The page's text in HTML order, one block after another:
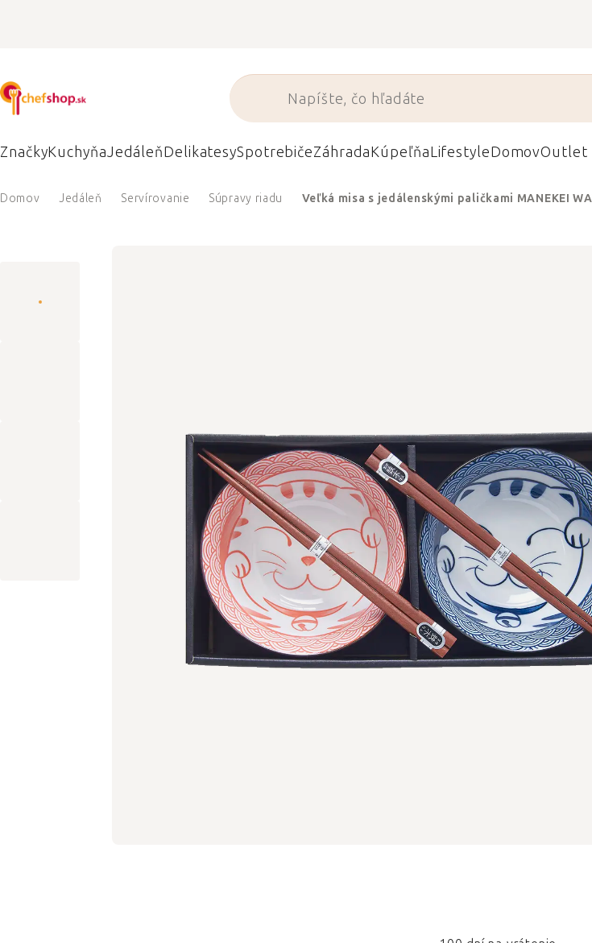
ZnačkyKuchyňaJedáleňDelikatesySpotrebičeZáhradaKúpeľňaLifestyleDomovOutlet
Domov Jedáleň Servírovanie Súpravy riadu Veľká misa s jedálenskými paličkami MANEKEI